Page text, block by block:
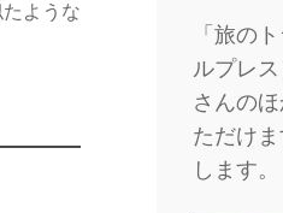
ような
「旅の
ルプレ
さんの
ただけ
します。